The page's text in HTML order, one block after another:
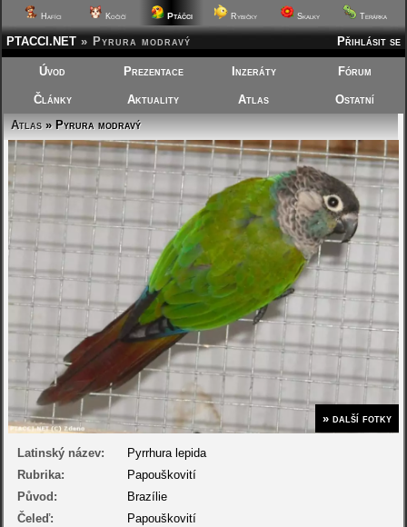
Hafíci Kočičí Ptáčci Rybičky Skalky Terárka
Přihlásit se
PTACCI.NET » Pyrura modravý
Úvod Prezentace Inzeráty Fórum
Články Aktuality Atlas
Ostatní
Atlas» Pyrura modravý
» další fotky
Latinský název:
Pyrrhura lepida
Rubrika:
Papouškovití
Původ:
Brazílie
Čeleď:
Papouškovití